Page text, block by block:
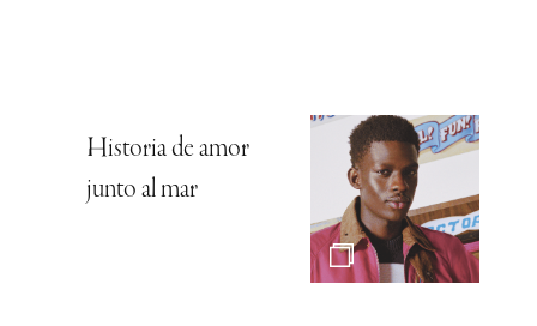
Historia de amor
junto al mar